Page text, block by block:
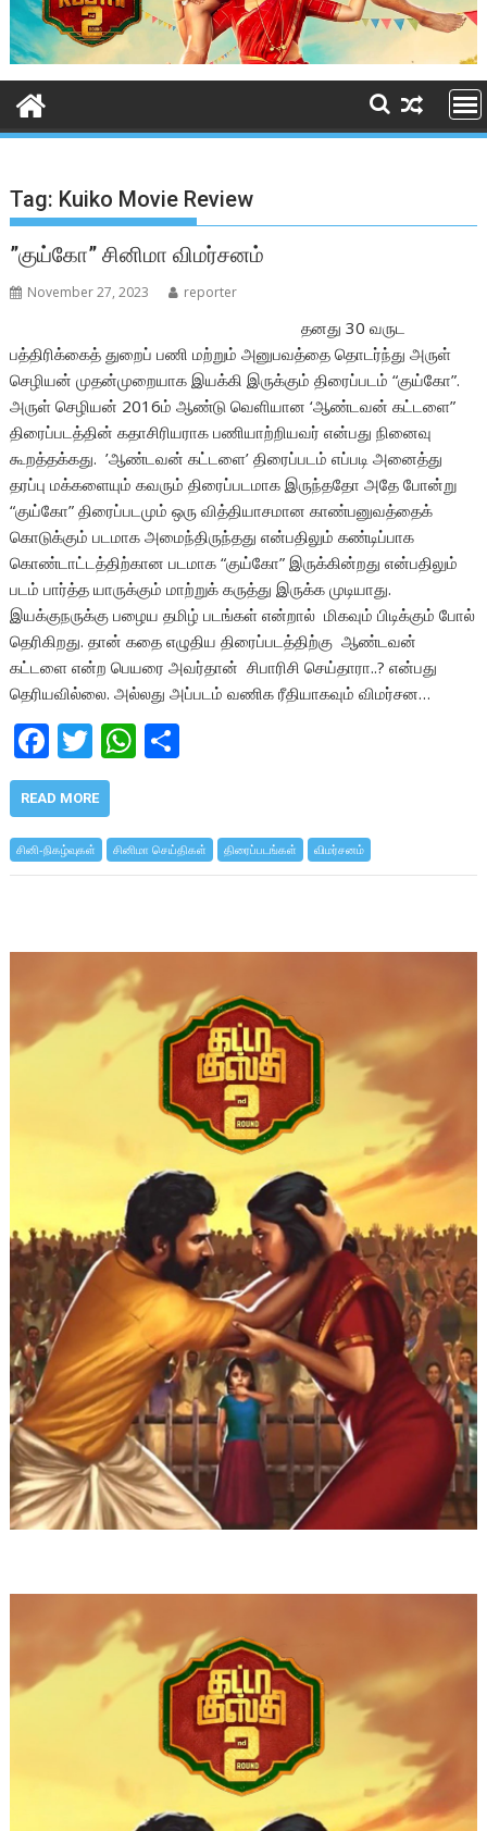
Tag: Kuiko Movie Review
”குய்கோ” சினிமா விமர்சனம்
November 27, 2023 reporter
தனது 30 வருட
பத்திரிக்கைத் துறைப் பணி மற்றும் அனுபவத்தை தொடர்ந்து அருள்
செழியன் முதன்முறையாக இயக்கி இருக்கும் திரைப்படம் “குய்கோ”.
அருள் செழியன் 2016ம் ஆண்டு வெளியான ‘ஆண்டவன் கட்டளை”
திரைப்படத்தின் கதாசிரியராக பணியாற்றியவர் என்பது நினைவு
கூறத்தக்கது. ’ஆண்டவன் கட்டளை’ திரைப்படம் எப்படி அனைத்து
தரப்பு மக்களையும் கவரும் திரைப்படமாக இருந்ததோ அதே போன்று
“குய்கோ” திரைப்படமும் ஒரு வித்தியாசமான காண்பனுவத்தைக்
கொடுக்கும் படமாக அமைந்திருந்தது என்பதிலும் கண்டிப்பாக
கொண்டாட்டத்திற்கான படமாக “குய்கோ” இருக்கின்றது என்பதிலும்
படம் பார்த்த யாருக்கும் மாற்றுக் கருத்து இருக்க முடியாது.
இயக்குநருக்கு பழைய தமிழ் படங்கள் என்றால் மிகவும் பிடிக்கும் போல்
தெரிகிறது. தான் கதை எழுதிய திரைப்படத்திற்கு ஆண்டவன்
கட்டளை என்ற பெயரை அவர்தான் சிபாரிசி செய்தாரா..? என்பது
தெரியவில்லை. அல்லது அப்படம் வணிக ரீதியாகவும் விமர்சன…
F
ac
e
b
o
k
T
w
itt
er
W
s
A
p
e
READ MORE
சினி-நிகழ்வுகள் சினிமா செய்திகள் திரைப்படங்கள் விமர்சனம்